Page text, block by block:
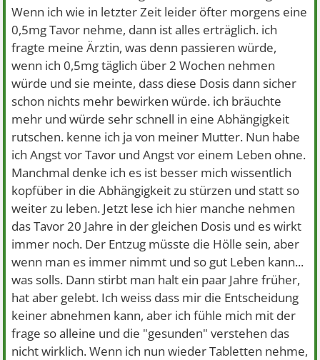
Wenn ich wie in letzter Zeit leider öfter morgens eine
0,5mg Tavor nehme, dann ist alles erträglich. ich
fragte meine Ärztin, was denn passieren würde,
wenn ich 0,5mg täglich über 2 Wochen nehmen
würde und sie meinte, dass diese Dosis dann sicher
schon nichts mehr bewirken würde. ich bräuchte
mehr und würde sehr schnell in eine Abhängigkeit
rutschen. kenne ich ja von meiner Mutter. Nun habe
ich Angst vor Tavor und Angst vor einem Leben ohne.
Manchmal denke ich es ist besser mich wissentlich
kopfüber in die Abhängigkeit zu stürzen und statt so
weiter zu leben. Jetzt lese ich hier manche nehmen
das Tavor 20 Jahre in der gleichen Dosis und es wirkt
immer noch. Der Entzug müsste die Hölle sein, aber
wenn man es immer nimmt und so gut Leben kann...
was solls. Dann stirbt man halt ein paar Jahre früher,
hat aber gelebt. Ich weiss dass mir die Entscheidung
keiner abnehmen kann, aber ich fühle mich mit der
frage so alleine und die "gesunden" verstehen das
nicht wirklich. Wenn ich nun wieder Tabletten nehme,